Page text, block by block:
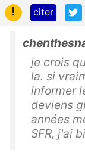
!
citer
je crois
la. si
informer
deviens
années
SFR, j'ai